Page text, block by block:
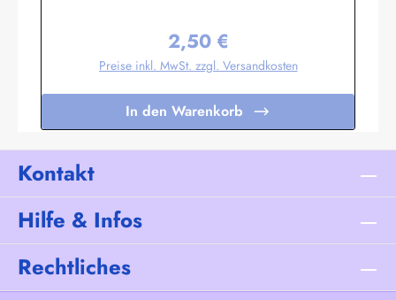
schrägen Flächen können Sie bei Bedarf kleine Schildchen
anbringen. Somit eignet sich diese Tischflagge auch
hervorragend als Werbegeschenk oder Souvenir. Es sind
Standardprogramm umfasst alle Nationen, deutsche und
österreichische Bundesländer, Regionen und Sondermotive
wie Regenbogen, Pirat etc.Sonderanfertigungen nach Ihren
Vorgaben sind bereits in Kleinstauflagen ab 20 Stück pro
Motiv möglich, Einzelheiten auf Anfrage.
Regulärer Preis:
2,50 €
Preise inkl. MwSt. zzgl. Versandkosten
In den Warenkorb
Kontakt
Hilfe & Infos
Rechtliches